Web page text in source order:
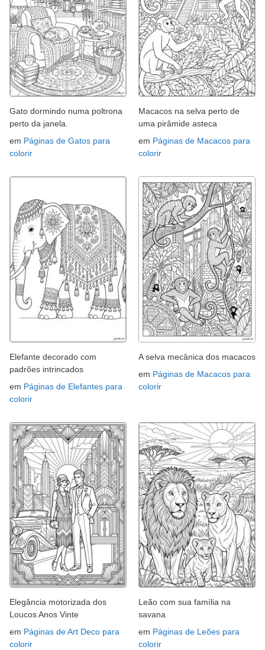
Gato dormindo numa poltrona
perto da janela.
em Páginas de Gatos para
colorir
Macacos na selva perto de
uma pirâmide asteca
em Páginas de Macacos para
colorir
Elefante decorado com
padrões intrincados
em Páginas de Elefantes para
colorir
A selva mecânica dos macacos
em Páginas de Macacos para
colorir
Elegância motorizada dos
Loucos Anos Vinte
em Páginas de Art Deco para
colorir
Leão com sua família na
savana
em Páginas de Leões para
colorir